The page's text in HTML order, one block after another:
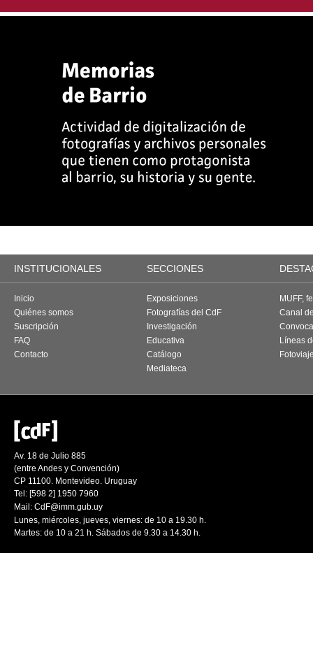
INSTITUCIONALES SECCIONES
Inicio
Quiénes somos
Suscripción
FAQ
Contacto
Exposiciones
Fotografías del CdF
Investigación
Educativa
Catálogo
Mediateca
MUFF,
Canal
Líneas
Av. 18 de Julio 885
(entre Andes y Convención)
CP 11100. Montevideo. Uruguay
Tel: [598 2] 1950 7960
Mail: CdF@imm.gub.uy
Lunes, miércoles, jueves, viernes: de 10 a 19.30 h.
Martes: de 10 a 21 h. Sábados de 9.30 a 14.30 h.